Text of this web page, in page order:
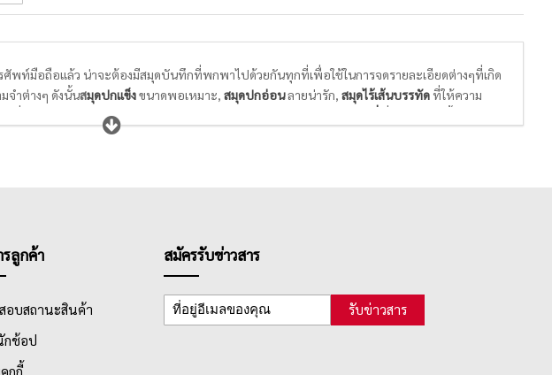
พท์มือถือแล้ว น่าจะต้องมีสมุดบันทึกที่พกพาไปด้วยกันทุกที่เพื่อใช้ในการจดรายละเอียดต่างๆที่เกิด
จำต่างๆ ดังนั้นสมุดปกแข็งขนาดพอเหมาะ, สมุดปกอ่อนลายน่ารัก, สมุดไร้เส้นบรรทัดที่ให้ความ
ดทั่วไปและการวาดตารางและการวาดภาพ และ
กเหตุการณ์ต่างๆทุกช่วงเวลาในแต่ละปี
ลูกค้า
อบสถานะสินค้า
กช้อป
กกี้
สมัครรับข่าวสาร
รับข่าวสาร